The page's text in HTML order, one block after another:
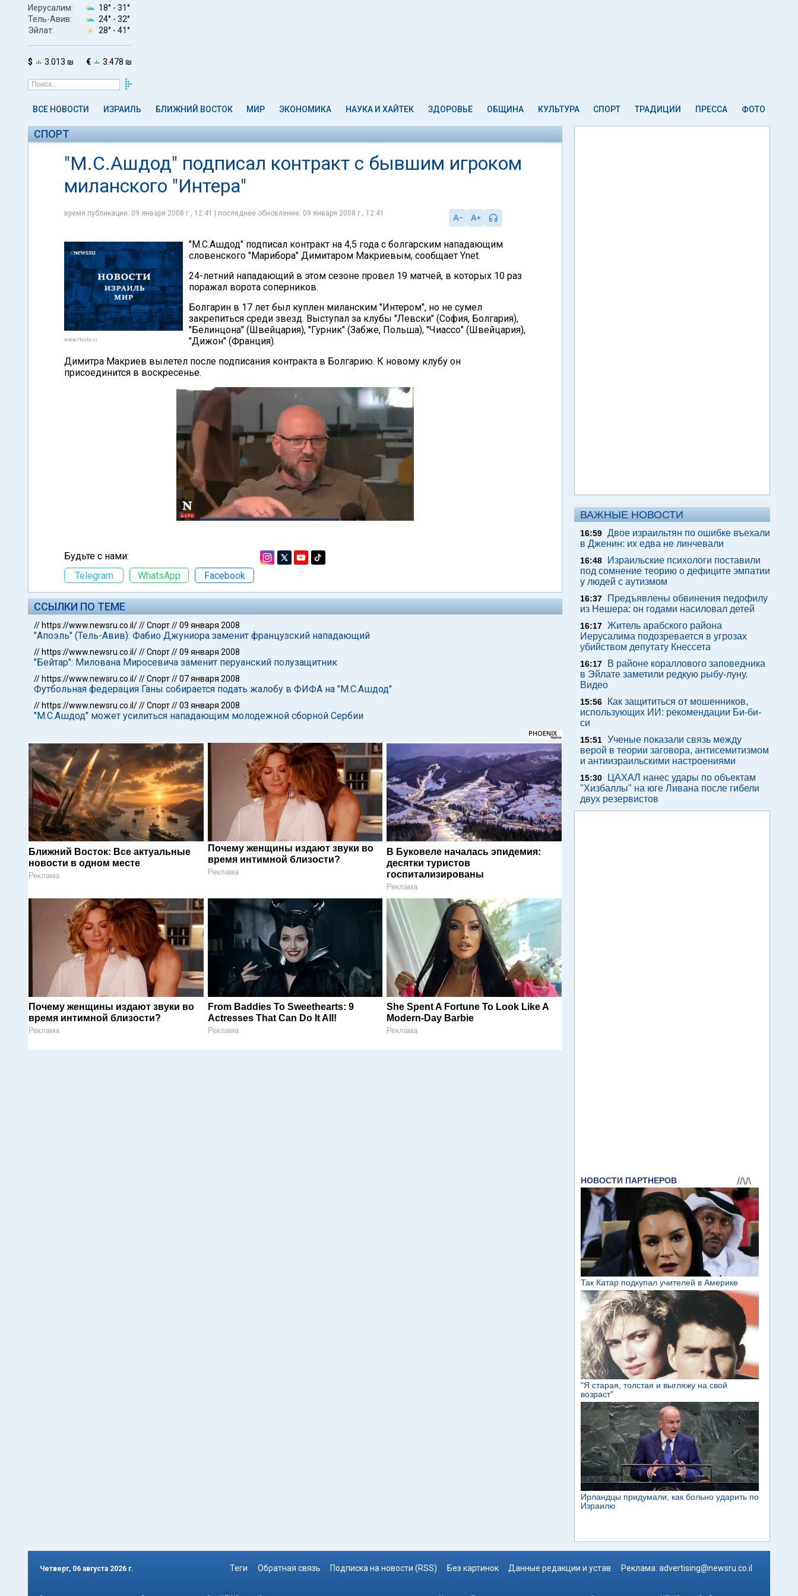
Иерусалим: 18° - 31°
Тель-Авив:
24° - 32°
Эйлат:
28° - 41°
$ 3.013 ₪ € 3.478 ₪
ВСЕ НОВОСТИ ИЗРАИЛЬ БЛИЖНИЙ ВОСТОК МИР ЭКОНОМИКА НАУКА И ХАЙТЕК ЗДОРОВЬЕ ОБЩИНА КУЛЬТУРА СПОРТ ТРАДИЦИИ ПРЕССА ФОТО
СПОРТ
"М.С.Ашдод" подписал контракт с бывшим игроком
миланского "Интера"
время публикации: 09 января 2008 г., 12:41 | последнее обновление: 09 января 2008 г., 12:41
www.rtvslo.si
"М.С.Ашдод" подписал контракт на 4,5 года с болгарским нападающим
словенского "Марибора" Димитаром Макриевым, сообщает Ynet.
24-летний нападающий в этом сезоне провел 19 матчей, в которых 10 раз
поражал ворота соперников.
Болгарин в 17 лет был куплен миланским "Интером", но не сумел
закрепиться среди звезд. Выступал за клубы "Левски" (София, Болгария),
"Белинцона" (Швейцария), "Гурник" (Забже, Польша), "Чиассо" (Швейцария),
"Дижон" (Франция).
Димитра Макриев вылетел после подписания контракта в Болгарию. К новому клубу он
присоединится в воскресенье.
Будьте с нами:
Telegram
WhatsApp Facebook
ССЫЛКИ ПО ТЕМЕ
// https://www.newsru.co.il///Спорт//09 января 2008
"Апоэль" (Тель-Авив): Фабио Джуниора заменит французский нападающий
// https://www.newsru.co.il///Спорт//09 января 2008
"Бейтар": Милована Миросевича заменит перуанский полузащитник
// https://www.newsru.co.il///Спорт//07 января 2008
Футбольная федерация Ганы собирается подать жалобу в ФИФА на "М.С.Ашдод"
// https://www.newsru.co.il///Спорт//03 января 2008
"М.С.Ашдод" может усилиться нападающим молодежной сборной Сербии
Ближний Восток: Все актуальные
новости в одном месте
Реклама
Почему женщины издают звуки во
время интимной близости?
Реклама
В Буковеле началась эпидемия:
десятки туристов
госпитализированы
Реклама
Почему женщины издают звуки во
время интимной близости?
Реклама
From Baddies To Sweethearts: 9
Actresses That Can Do It All!
Реклама
She Spent A Fortune To Look Like A
Modern-Day Barbie
Реклама
ВАЖНЫЕ НОВОСТИ
16:59 Двое израильтян по ошибке въехали
в Дженин: их едва не линчевали
16:48
Израильские психологи поставили
под сомнение теорию о дефиците эмпатии
у людей с аутизмом
16:37
Предъявлены обвинения педофилу
из Нешера: он годами насиловал детей
16:17 Житель арабского района
Иерусалима подозревается в угрозах
убийством депутату Кнессета
16:17
В районе кораллового заповедника
в Эйлате заметили редкую рыбу-луну.
Видео
15:56
Как защититься от мошенников,
использующих ИИ: рекомендации Би-би-
си
15:51 Ученые показали связь между
верой в теории заговора, антисемитизмом
и антиизраильскими настроениями
15:30
ЦАХАЛ нанес удары по объектам
"Хизбаллы" на юге Ливана после гибели
двух резервистов
Четверг, 06 августа 2026 г. Теги Обратная связь Подписка на новости (RSS) Без картинок Данные редакции и устав Реклама: advertising@newsru.co.il